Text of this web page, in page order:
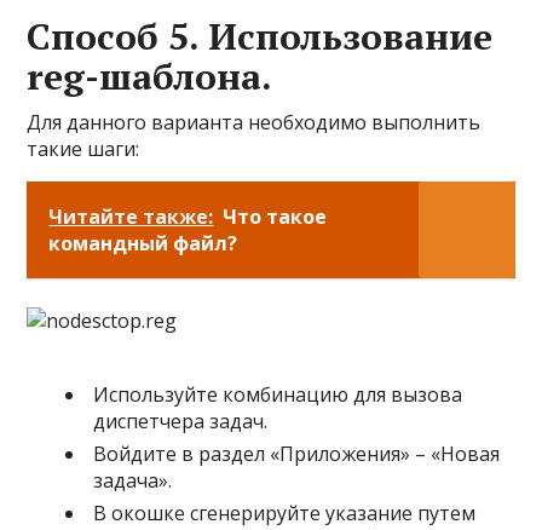
Способ 5. Использование
reg-шаблона.
Для данного варианта необходимо выполнить
такие шаги:
Читайте также: Что такое
командный файл?
Используйте комбинацию для вызова
диспетчера задач.
Войдите в раздел «Приложения» – «Новая
задача».
В окошке сгенерируйте указание путем